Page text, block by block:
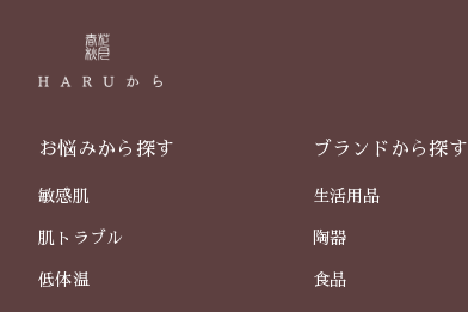
お悩みから探す
敏感肌
肌トラブル
低体温
ブランドから探す
生活用品
陶器
食品